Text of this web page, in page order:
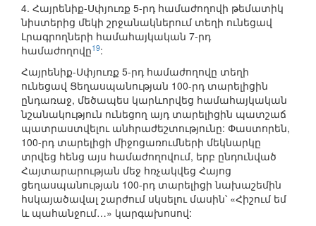
4. Հայրենիք-Սփյուռք 5-րդ համաժողովի թեմատիկ
նիստերից մեկի շրջանակներում տեղի ունեցավ
Լրագրողների համահայկական 7-րդ
համաժողովը19:
Հայրենիք-Սփյուռք 5-րդ համաժողովը տեղի
ունեցավ Ցեղասպանության 100-րդ տարելիցին
ընդառաջ, մեծապես կարևորվեց համահայկական
նշանակություն ունեցող այդ տարելիցին պատշաճ
պատրաստվելու անհրաժեշտությունը: Փաստորեն,
100-րդ տարելիցի միջոցառումների մեկնարկը
տրվեց հենց այս համաժողովում, երբ ընդունված
Հայտարարության մեջ հռչակվեց Հայոց
ցեղասպանության 100-րդ տարելիցի նախաշեմին
հսկայածավալ շարժում սկսելու մասին՝ «Հիշում եմ
և պահանջում…» կարգախոսով: